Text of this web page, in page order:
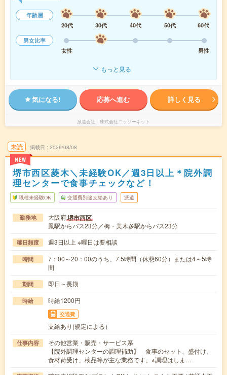
年齢層
20代
30代 40代 50代
60代
男女比率
女性
男性
もっと見る
気になる! 応募へ進む 詳しく見る
派遣会社 株式会社ニッソーネット
未読
NEW
掲載日 2026/08/08
堺市西区菱木＼未経験OK／週3日以上＊院外調
理センターで食事チェックなど！
職種未経験OK 交通費別途支給あり 派遣
勤務地 大阪府堺市西区
鳳駅からバス23分／栂・美木多駅からバス23分
曜日頻度 週3日以上 ※曜日は要相談
時間
7：00～20：00のうち、7.5時間（休憩60分）または4～5時
間
期間 即日～長期
時給 時給1200円
交通費
支給あり(規定による）
仕事内容
その他営業・販売・サービス系
【院外調理センターの調理補助】 食事のセット、盛付け、
食材荷受け、検品等が主な業務です。※調理はしま…